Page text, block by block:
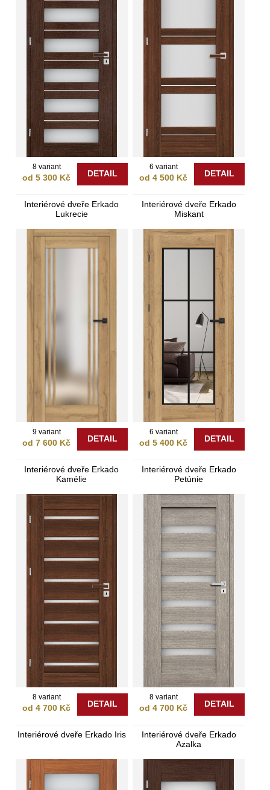
8 variant
od 5 300 Kč DETAIL
6 variant
od 4 500 Kč DETAIL
Interiérové dveře Erkado
Lukrecie
9 variant
od 7 600 Kč DETAIL
Interiérové dveře Erkado
Miskant
6 variant
od 5 400 Kč DETAIL
Interiérové dveře Erkado
Kamélie
8 variant
od 4 700 Kč DETAIL
Interiérové dveře Erkado
Petúnie
8 variant
od 4 700 Kč DETAIL
Interiérové dveře Erkado Iris
Interiérové dveře Erkado
Azalka